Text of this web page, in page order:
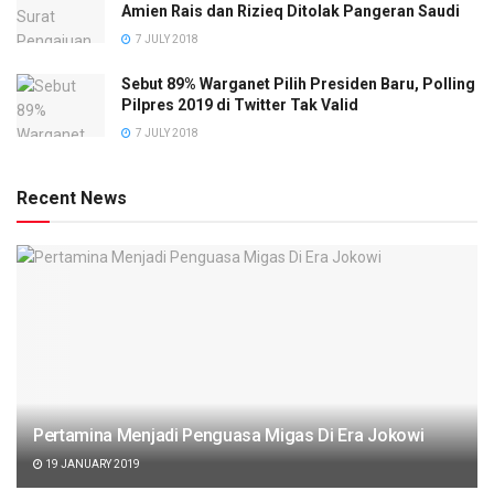
Amien Rais dan Rizieq Ditolak Pangeran Saudi
7 JULY 2018
Sebut 89% Warganet Pilih Presiden Baru, Polling
Pilpres 2019 di Twitter Tak Valid
7 JULY 2018
Recent News
Pertamina Menjadi Penguasa Migas Di Era Jokowi
19 JANUARY 2019